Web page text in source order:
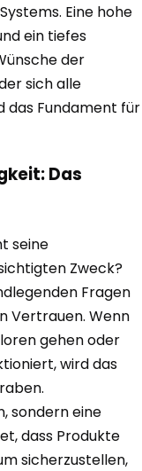
Eine hohe
ein tiefes
der
sich alle
das Fundament für
Das
seine
Zweck?
Fragen
Vertrauen. Wenn
gehen oder
wird das
sondern eine
dass Produkte
sicherzustellen,